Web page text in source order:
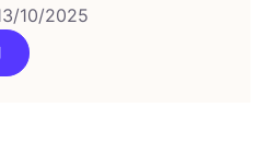
10/2025